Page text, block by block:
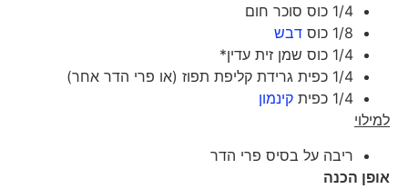
1/4 כוס סוכר חום
1/8 כוס
דבש
1/4 כוס שמן זית עדין*
1/4 כפית גרידת קליפת תפוז (או פרי הדר אחר)
1/4 כפית
קינמון
למילוי
ריבה על בסיס פרי הדר
אופן הכנה